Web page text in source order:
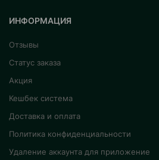
ИНФОРМАЦИЯ
Отзывы
Статус заказа
Акция
Кешбек система
Доставка и оплата
Политика конфиденциальности
Удаление аккаунта для приложение